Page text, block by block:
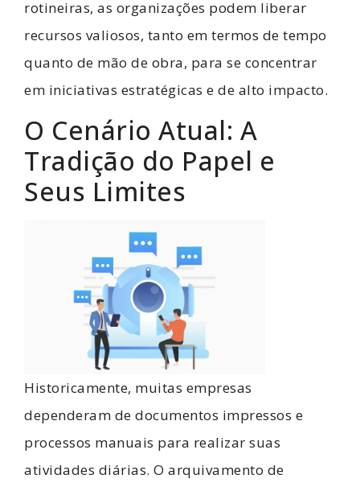
rotineiras, as organizações podem liberar
recursos valiosos, tanto em termos de tempo
quanto de mão de obra, para se concentrar
em iniciativas estratégicas e de alto impacto.
O Cenário Atual: A
Tradição do Papel e
Seus Limites
Historicamente, muitas empresas
dependeram de documentos impressos e
processos manuais para realizar suas
atividades diárias. O arquivamento de